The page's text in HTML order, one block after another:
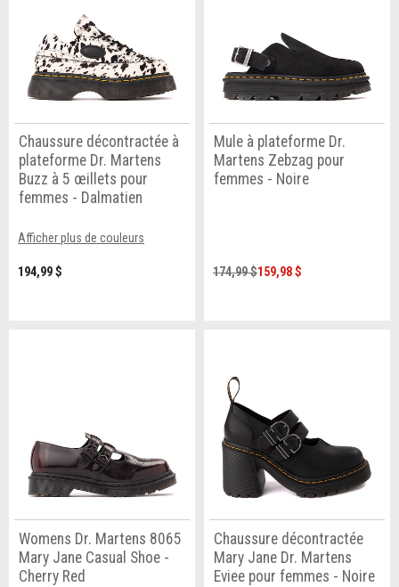
Chaussure décontractée à
plateforme Dr. Martens
Buzz à 5 œillets pour
femmes - Dalmatien
Afficher plus de couleurs
194,99 $
Mule à plateforme Dr.
Martens Zebzag pour
femmes - Noire
174,99 $159,98 $
Womens Dr. Martens 8065
Mary Jane Casual Shoe -
Cherry Red
Chaussure décontractée
Mary Jane Dr. Martens
Eviee pour femmes - Noire